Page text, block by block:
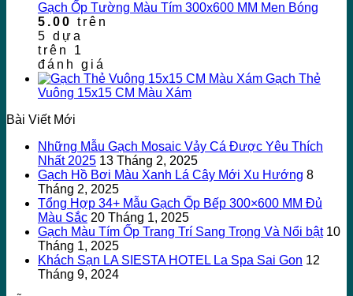
Gạch Ốp Tường Màu Tím 300x600 MM Men Bóng
5.00 trên
5 dựa
trên 1
đánh giá
Gạch Thẻ
Vuông 15x15 CM Màu Xám
Bài Viết Mới
Những Mẫu Gạch Mosaic Vảy Cá Được Yêu Thích
Nhất 2025 13 Tháng 2, 2025
Gạch Hồ Bơi Màu Xanh Lá Cây Mới Xu Hướng 8
Tháng 2, 2025
Tổng Hợp 34+ Mẫu Gạch Ốp Bếp 300×600 MM Đủ
Màu Sắc 20 Tháng 1, 2025
Gạch Màu Tím Ốp Trang Trí Sang Trọng Và Nổi bật 10
Tháng 1, 2025
Khách Sạn LA SIESTA HOTEL La Spa Sai Gon 12
Tháng 9, 2024